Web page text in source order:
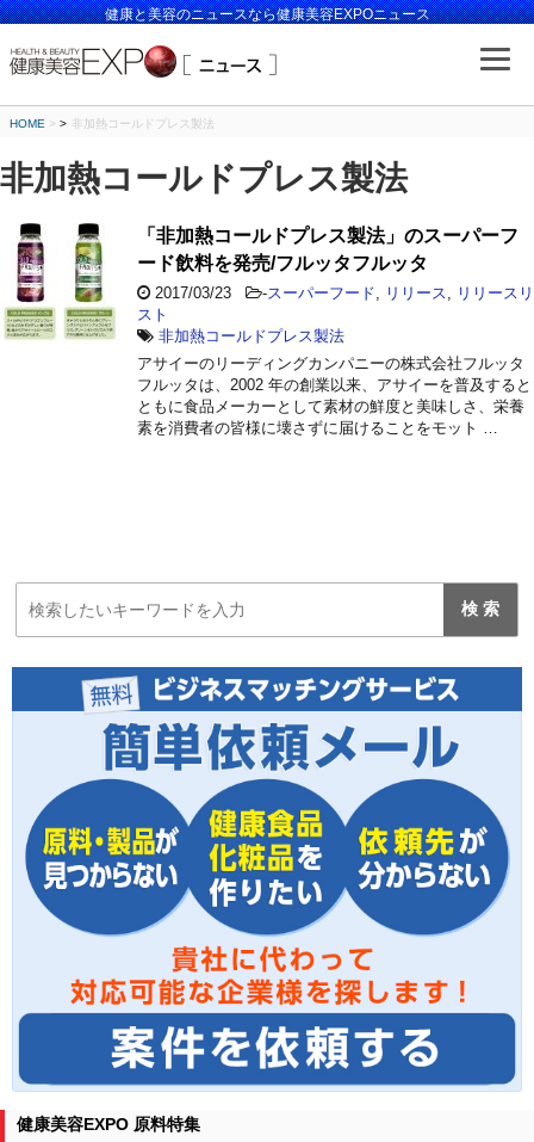
健康と美容のニュースなら健康美容EXPOニュース
HOME > 非加熱コールドプレス製法
非加熱コールドプレス製法
「非加熱コールドプレス製法」のスーパーフ
ード飲料を発売/フルッタフルッタ
2017/03/23 -スーパーフード リリース
リリースリ
スト
非加熱コールドプレス製法
アサイーのリーディングカンパニーの株式会社フルッタ
フルッタは、2002 年の創業以来、アサイーを普及すると
ともに食品メーカーとして素材の鮮度と美味しさ、栄養
素を消費者の皆様に壊さずに届けることをモット …
健康美容EXPO 原料特集